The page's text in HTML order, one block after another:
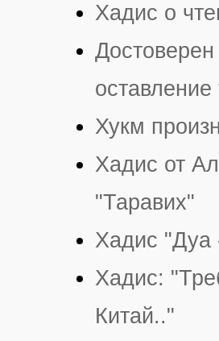
Хадис о
оставление
Хукм
Хадис от
"Таравих"
Хадис "Дуа
Хадис:
Китай.."